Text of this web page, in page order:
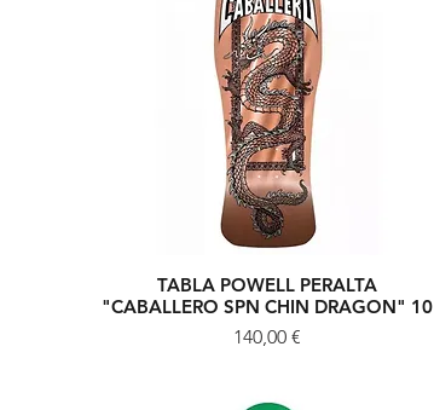
Vista rápida
TABLA POWELL PERALTA
"CABALLERO SPN CHIN DRAGON" 10
Precio
140,00 €